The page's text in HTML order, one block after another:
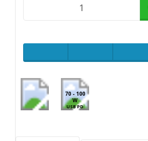
70 - 100
W
USB PD